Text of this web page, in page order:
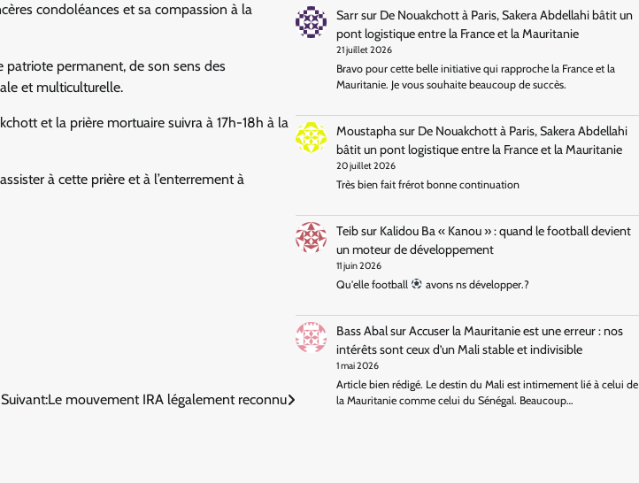
condoléances et sa compassion à la
patriote permanent, de son sens des
et multiculturelle.
et la prière mortuaire suivra à 17h-18h à la
à cette prière et à l’enterrement à
Suivant:Le mouvement IRA légalement reconnu
Sarrsur De Nouakchott à Paris, Sakera Abdellahi bâtit un
pont logistique entre la France et la Mauritanie
21 juillet 2026
Bravo pour cette belle initiative qui rapproche la France et la
Mauritanie. Je vous souhaite beaucoup de succès.
Moustaphasur De Nouakchott à Paris, Sakera Abdellahi
bâtit un pont logistique entre la France et la Mauritanie
20 juillet 2026
Très bien fait frérot bonne continuation
Teibsur Kalidou Ba « Kanou » : quand le football devient
un moteur de développement
11 juin 2026
Qu'elle football avons ns développer.?
Bass AbalsurAccuser la Mauritanie est une erreur : nos
intérêts sont ceux d’un Mali stable et indivisible
1 mai 2026
Article bien rédigé. Le destin du Mali est intimement lié à celui de
la Mauritanie comme celui du Sénégal. Beaucoup…